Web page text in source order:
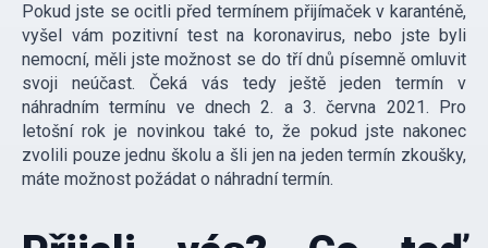
Pokud jste se ocitli před termínem přijímaček v karanténě,
vyšel vám pozitivní test na koronavirus, nebo jste byli
nemocní, měli jste možnost se do tří dnů písemně omluvit
svoji neúčast. Čeká vás tedy ještě jeden termín v
náhradním termínu ve dnech 2. a 3. června 2021. Pro
letošní rok je novinkou také to, že pokud jste nakonec
zvolili pouze jednu školu a šli jen na jeden termín zkoušky,
máte možnost požádat o náhradní termín.